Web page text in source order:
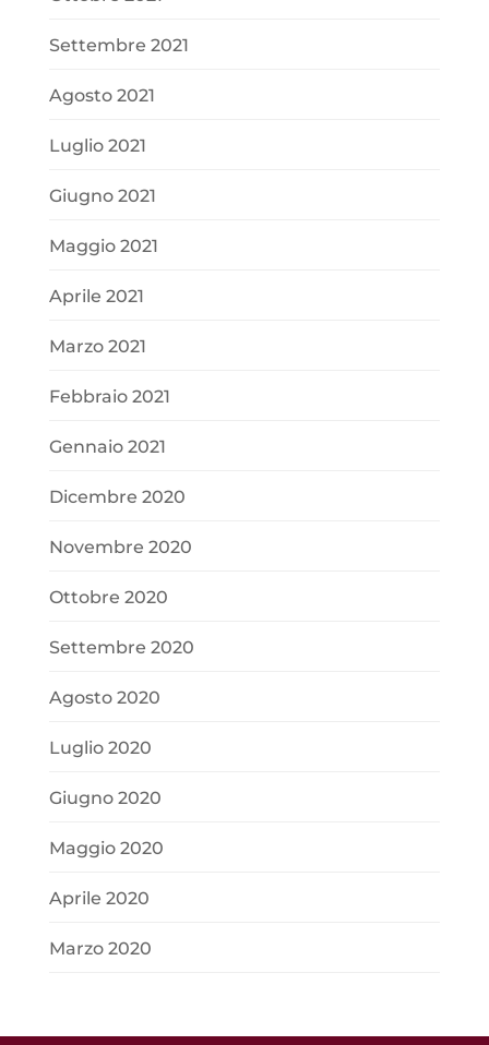
Settembre 2021
Agosto 2021
Luglio 2021
Giugno 2021
Maggio 2021
Aprile 2021
Marzo 2021
Febbraio 2021
Gennaio 2021
Dicembre 2020
Novembre 2020
Ottobre 2020
Settembre 2020
Agosto 2020
Luglio 2020
Giugno 2020
Maggio 2020
Aprile 2020
Marzo 2020